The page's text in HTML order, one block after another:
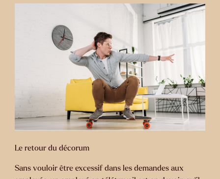
Le retour du décorum
Sans vouloir être excessif dans les demandes aux